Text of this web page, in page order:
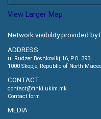
View Larger Map
Network visibility provided by
ADDRESS
ul.Rudzer Boshkovikj 16, P.O. 393,
1000 Skopje, Republic of North
CONTACT:
contact@finki.ukim.mk
Contact form
MEDIA